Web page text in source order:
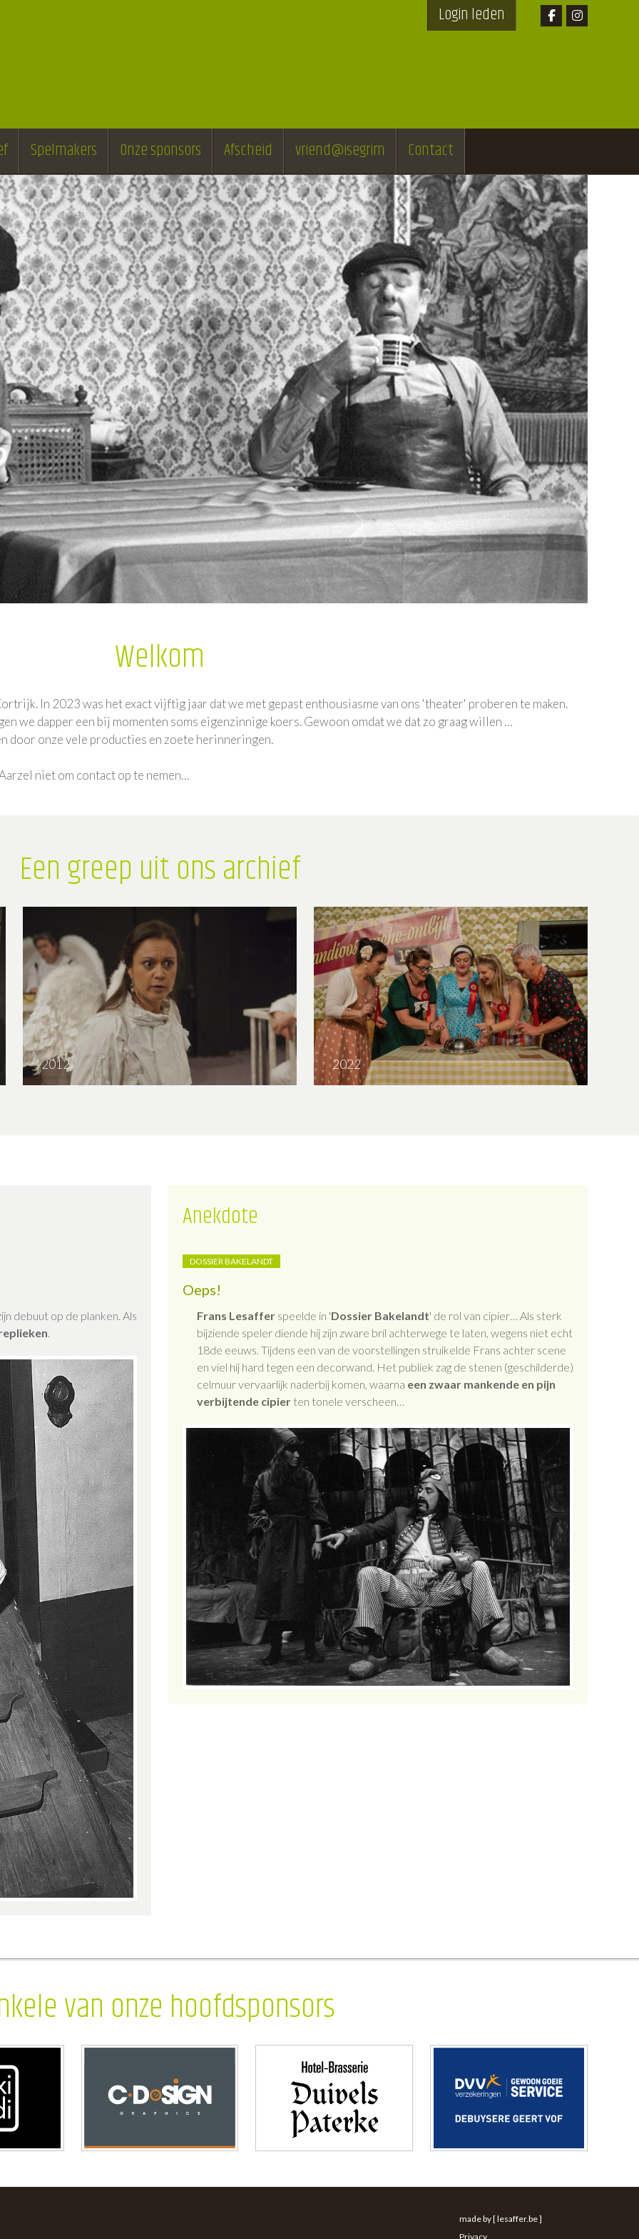
Login leden
Spelmakers Onze sponsors Afscheid vriend@isegrim Contact
Welkom
In 2023 was het exact vijftig jaar dat we met gepast enthousiasme van ons 'theater' proberen te maken.
we dapper een bij momenten soms eigenzinnige koers. Gewoon omdat we dat zo graag willen …
door onze vele producties en zoete herinneringen.
niet om contact op te nemen…
Een greep uit ons archief
2012 2022
debuut op de planken. Als
.
Anekdote
DOSSIER BAKELANDT
Oeps!
Frans Lesaffer speelde in 'Dossier Bakelandt' de rol van cipier… Als sterk
bijziende speler diende hij zijn zware bril achterwege te laten, wegens niet echt
18de eeuws. Tijdens een van de voorstellingen struikelde Frans achter scene
en viel hij hard tegen een decorwand. Het publiek zag de stenen (geschilderde)
celmuur vervaarlijk naderbij komen, waarna een zwaar mankende en pijn
verbijtende cipier ten tonele verscheen…
van onze hoofdsponsors
made by [ lesaffer.be ]
Privacy